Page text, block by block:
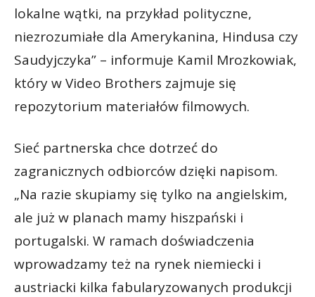
lokalne wątki, na przykład polityczne,
niezrozumiałe dla Amerykanina, Hindusa czy
Saudyjczyka” – informuje Kamil Mrozkowiak,
który w Video Brothers zajmuje się
repozytorium materiałów filmowych.
Sieć partnerska chce dotrzeć do
zagranicznych odbiorców dzięki napisom.
„Na razie skupiamy się tylko na angielskim,
ale już w planach mamy hiszpański i
portugalski. W ramach doświadczenia
wprowadzamy też na rynek niemiecki i
austriacki kilka fabularyzowanych produkcji